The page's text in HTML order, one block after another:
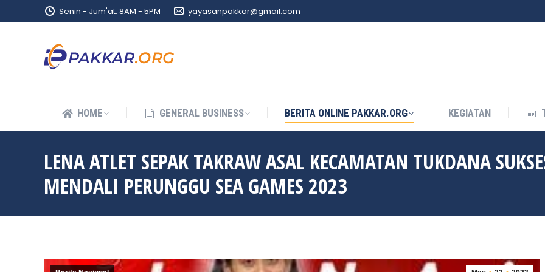
Senin - Jum'at: 8AM - 5PM yayasanpakkar@gmail.com
HOME GENERAL BUSINESS BERITA ONLINE PAKKAR.ORG KEGIATAN
LENA ATLET SEPAK TAKRAW ASAL KECAMATAN TUKDANA
MENDALI PERUNGGU SEA GAMES 2023
HOME GENERAL BUSINESS BERITA ONLINE PAKKAR.ORG KEGIATAN